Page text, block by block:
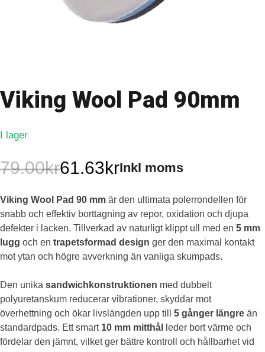
Viking Wool Pad 90mm
I lager
79.00kr
Det
ursprungliga
priset
var:
79.00kr.
61.63kr
Det
nuvarande
priset
är:
61.63kr.
Inkl moms
Viking Wool Pad 90 mm är den ultimata polerrondellen för
snabb och effektiv borttagning av repor, oxidation och djupa
defekter i lacken. Tillverkad av naturligt klippt ull med en 5 mm
lugg och en trapetsformad design ger den maximal kontakt
mot ytan och högre avverkning än vanliga skumpads.
Den unika sandwichkonstruktionen med dubbelt
polyuretanskum reducerar vibrationer, skyddar mot
överhettning och ökar livslängden upp till 5 gånger längre än
standardpads. Ett smart 10 mm mitthål
leder bort värme och
fördelar den jämnt, vilket ger bättre kontroll och hållbarhet vid